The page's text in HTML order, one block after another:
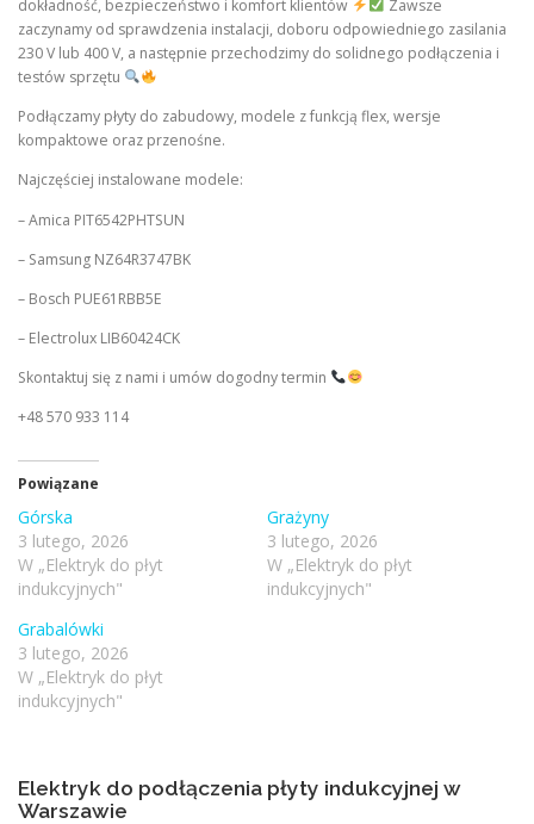
dokładność, bezpieczeństwo i komfort klientów
Zawsze
zaczynamy od sprawdzenia instalacji, doboru odpowiedniego zasilania
230 V lub 400 V, a następnie przechodzimy do solidnego podłączenia i
testów sprzętu
Podłączamy płyty do zabudowy, modele z funkcją flex, wersje
kompaktowe oraz przenośne.
Najczęściej instalowane modele:
– Amica PIT6542PHTSUN
– Samsung NZ64R3747BK
– Bosch PUE61RBB5E
– Electrolux LIB60424CK
Skontaktuj się z nami i umów dogodny termin
+48 570 933 114
Powiązane
Górska
3 lutego, 2026
W „Elektryk do płyt
indukcyjnych"
Grażyny
3 lutego, 2026
W „Elektryk do płyt
indukcyjnych"
Grabalówki
3 lutego, 2026
W „Elektryk do płyt
indukcyjnych"
Elektryk do podłączenia płyty indukcyjnej w
Warszawie